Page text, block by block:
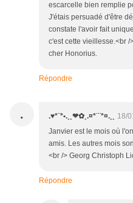
escarcelle bien remplie
J'étais persuadé d'être
constate l'avoir fait
c'est cette vieillesse.<br /
cher Honorius.
Répondre
. .♥*¨*•.¸¸❤✿¸.¤*¨¨*¤.¸¸
18/
Janvier est le mois où
amis. Les autres mois
<br /> Georg Christoph
Répondre